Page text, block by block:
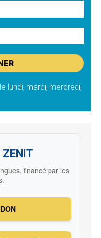
lundi, mardi, mercredi,
ZENIT
financé par les